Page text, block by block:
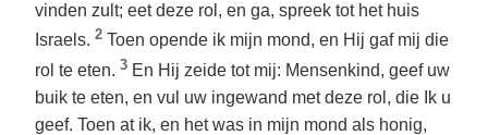
vinden zult; eet deze rol, en ga, spreek tot het huis
Israels. 2 Toen opende ik mijn mond, en Hij gaf mij die
rol te eten. 3 En Hij zeide tot mij: Mensenkind, geef uw
buik te eten, en vul uw ingewand met deze rol, die Ik u
geef. Toen at ik, en het was in mijn mond als honig,